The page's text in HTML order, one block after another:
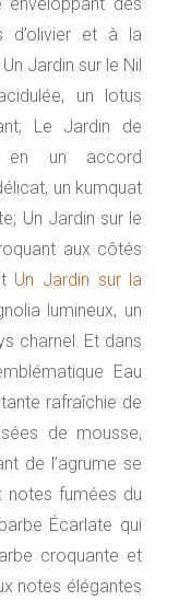
des
d’olivier et à la
Jardin sur le Nil
un lotus
Le Jardin de
en un accord
un kumquat
Un Jardin sur le
aux côtés
Un Jardin sur la
lumineux, un
charnel. Et dans
Eau
rafraîchie de
de mousse,
de l’agrume se
notes fumées du
Écarlate qui
croquante et
notes élégantes